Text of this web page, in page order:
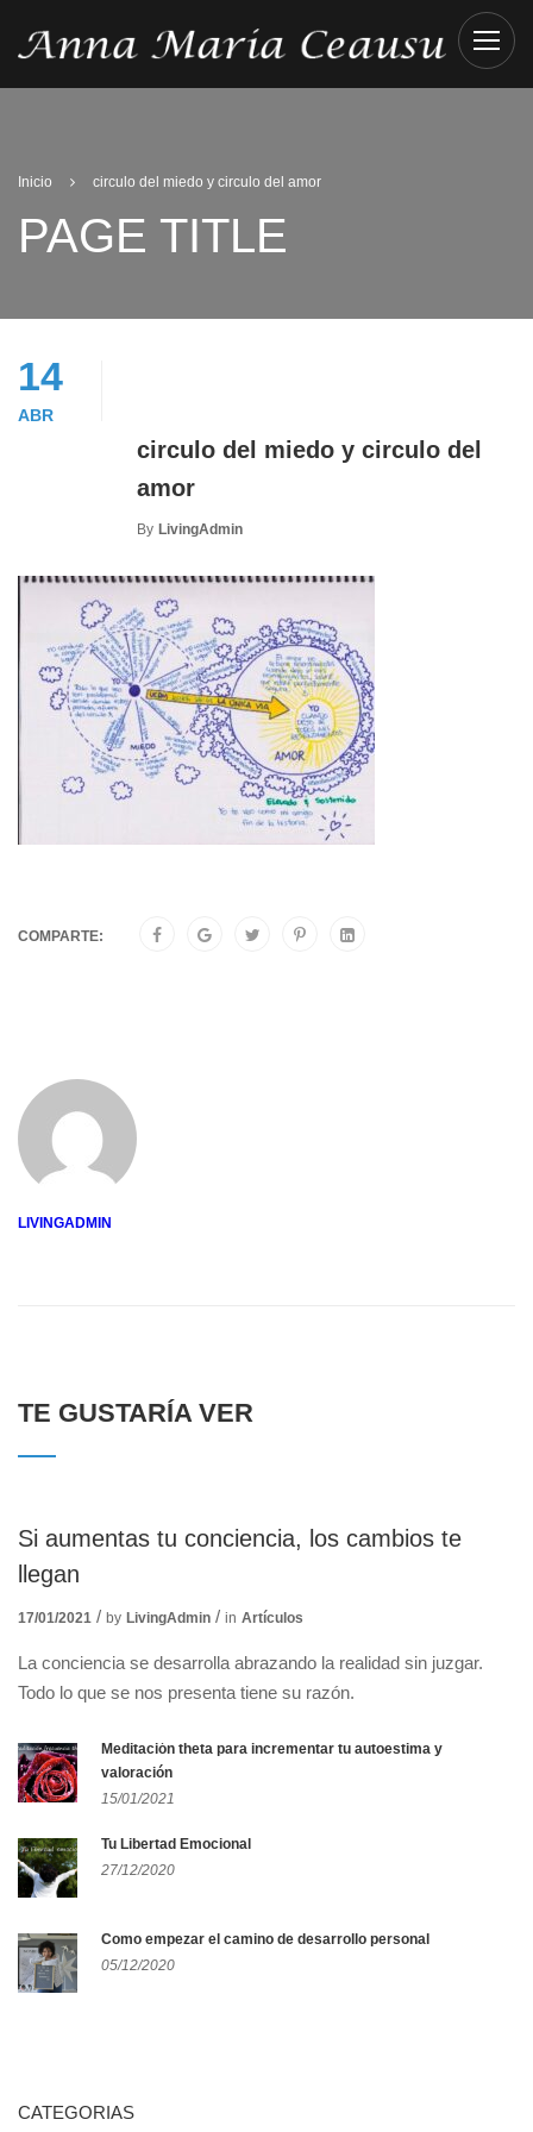
Inicio circulo del miedo y circulo del amor
PAGE TITLE
14
ABR
circulo del miedo y circulo del
amor
By LivingAdmin
COMPARTE:
LIVINGADMIN
TE GUSTARÍA VER
Si aumentas tu conciencia, los cambios te
llegan
17/01/2021 by LivingAdmin in Artículos
La conciencia se desarrolla abrazando la realidad sin juzgar.
Todo lo que se nos presenta tiene su razón.
Meditación theta para incrementar tu autoestima y
valoración
15/01/2021
Tu Libertad Emocional
27/12/2020
Como empezar el camino de desarrollo personal
05/12/2020
CATEGORIAS